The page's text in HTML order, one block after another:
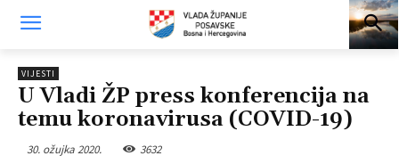
VIJESTI
U Vladi ŽP press konferencija na
temu koronavirusa (COVID-19)
30. ožujka 2020. 3632